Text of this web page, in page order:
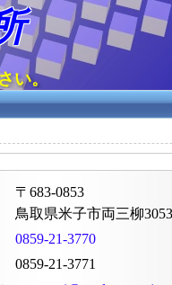
い。
〒683-0853
鳥取県米子市両三柳
0859-21-3770
0859-21-3771